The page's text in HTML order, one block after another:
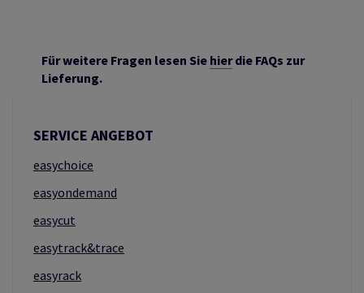
Für weitere Fragen lesen Sie hierdie FAQs zur
Lieferung.
SERVICE ANGEBOT
easychoice
easyondemand
easycut
easytrack&trace
easyrack